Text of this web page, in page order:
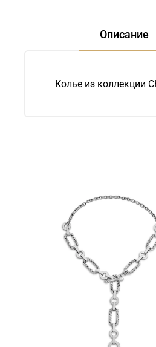
Описание
Колье из коллекции